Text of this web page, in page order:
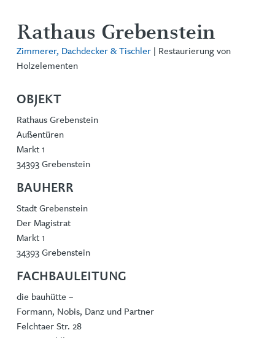
Rathaus Grebenstein
Zimmerer, Dachdecker & Tischler | Restaurierung von
Holzelementen
OBJEKT
Rathaus Grebenstein
Außentüren
Markt 1
34393 Grebenstein
BAUHERR
Stadt Grebenstein
Der Magistrat
Markt 1
34393 Grebenstein
FACHBAULEITUNG
die bauhütte –
Formann, Nobis, Danz und Partner
Felchtaer Str. 28